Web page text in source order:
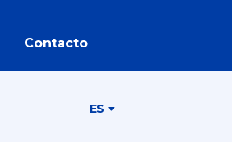
Contacto
ES